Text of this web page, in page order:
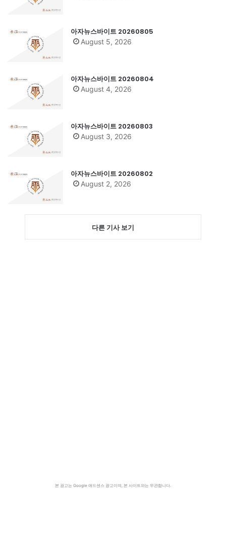
아자뉴스바이트 20260805
August 5, 2026
아자뉴스바이트 20260804
August 4, 2026
아자뉴스바이트 20260803
August 3, 2026
아자뉴스바이트 20260802
August 2, 2026
다른 기사 보기
본 광고는 Google 애드센스 광고이며, 본 사이트와는 무관합니다.